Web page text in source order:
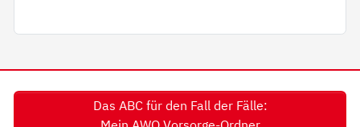
Das ABC für den Fall der Fälle: